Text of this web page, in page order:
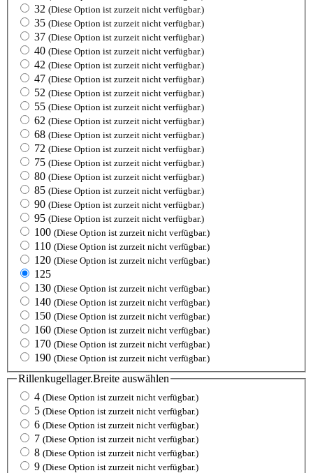
32 (Diese Option ist zurzeit nicht verfügbar.)
35 (Diese Option ist zurzeit nicht verfügbar.)
37 (Diese Option ist zurzeit nicht verfügbar.)
40 (Diese Option ist zurzeit nicht verfügbar.)
42 (Diese Option ist zurzeit nicht verfügbar.)
47 (Diese Option ist zurzeit nicht verfügbar.)
52 (Diese Option ist zurzeit nicht verfügbar.)
55 (Diese Option ist zurzeit nicht verfügbar.)
62 (Diese Option ist zurzeit nicht verfügbar.)
68 (Diese Option ist zurzeit nicht verfügbar.)
72 (Diese Option ist zurzeit nicht verfügbar.)
75 (Diese Option ist zurzeit nicht verfügbar.)
80 (Diese Option ist zurzeit nicht verfügbar.)
85 (Diese Option ist zurzeit nicht verfügbar.)
90 (Diese Option ist zurzeit nicht verfügbar.)
95 (Diese Option ist zurzeit nicht verfügbar.)
100 (Diese Option ist zurzeit nicht verfügbar.)
110 (Diese Option ist zurzeit nicht verfügbar.)
120 (Diese Option ist zurzeit nicht verfügbar.)
125
130 (Diese Option ist zurzeit nicht verfügbar.)
140 (Diese Option ist zurzeit nicht verfügbar.)
150 (Diese Option ist zurzeit nicht verfügbar.)
160 (Diese Option ist zurzeit nicht verfügbar.)
170 (Diese Option ist zurzeit nicht verfügbar.)
190 (Diese Option ist zurzeit nicht verfügbar.)
Rillenkugellager.Breite auswählen
4 (Diese Option ist zurzeit nicht verfügbar.)
5 (Diese Option ist zurzeit nicht verfügbar.)
6 (Diese Option ist zurzeit nicht verfügbar.)
7 (Diese Option ist zurzeit nicht verfügbar.)
8 (Diese Option ist zurzeit nicht verfügbar.)
9 (Diese Option ist zurzeit nicht verfügbar.)